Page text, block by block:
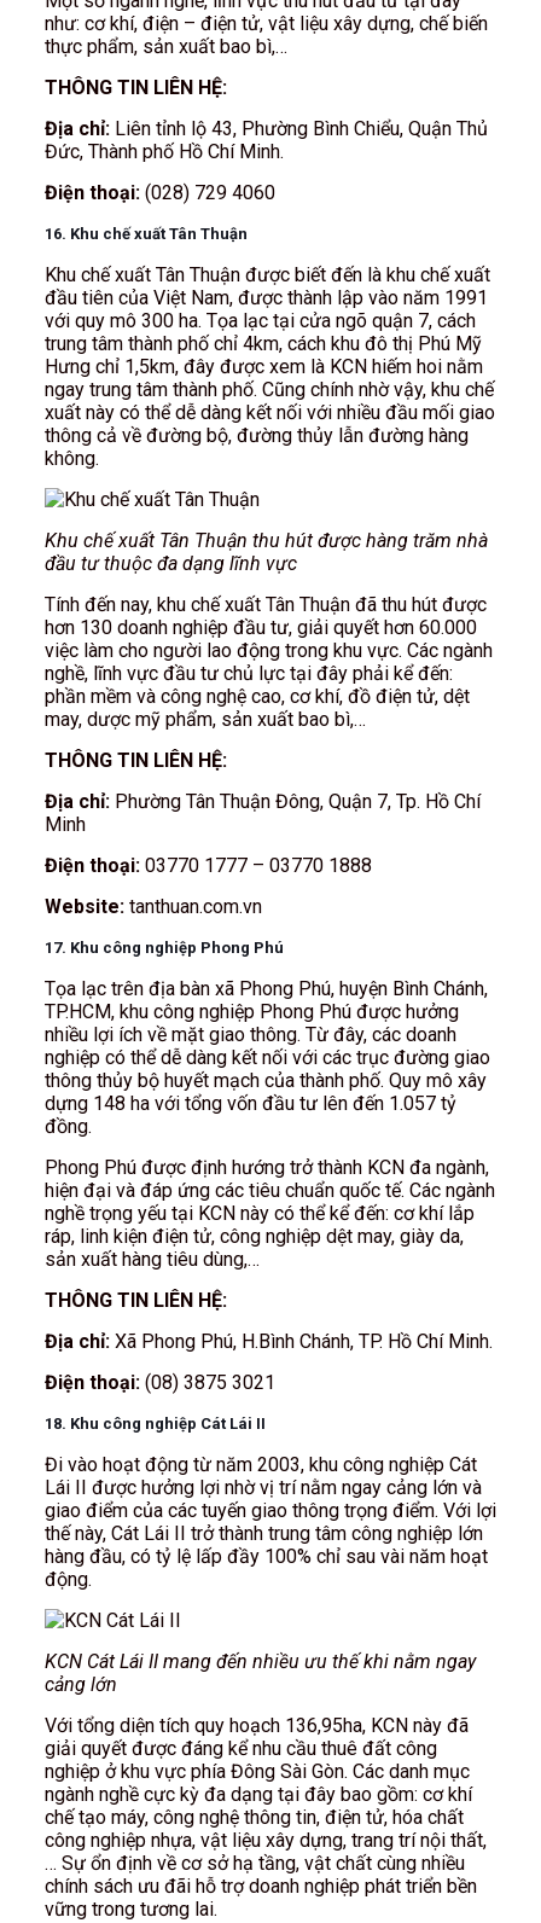
như: cơ khí, điện – điện tử, vật liệu xây dựng, chế biến
thực phẩm, sản xuất bao bì,…
THÔNG TIN LIÊN HỆ:
Địa chỉ:Liên tỉnh lộ 43, Phường Bình Chiểu, Quận Thủ
Đức, Thành phố Hồ Chí Minh.
Điện thoại: (028) 729 4060
16. Khu chế xuất Tân Thuận
Khu chế xuất Tân Thuận được biết đến là khu chế xuất
đầu tiên của Việt Nam, được thành lập vào năm 1991
với quy mô 300 ha. Tọa lạc tại cửa ngõ quận 7, cách
trung tâm thành phố chỉ 4km, cách khu đô thị Phú Mỹ
Hưng chỉ 1,5km, đây được xem là KCN hiếm hoi nằm
ngay trung tâm thành phố. Cũng chính nhờ vậy, khu chế
xuất này có thể dễ dàng kết nối với nhiều đầu mối giao
thông cả về đường bộ, đường thủy lẫn đường hàng
không.
Khu chế xuất Tân Thuận thu hút được hàng trăm nhà
đầu tư thuộc đa dạng lĩnh vực
Tính đến nay, khu chế xuất Tân Thuận đã thu hút được
hơn 130 doanh nghiệp đầu tư, giải quyết hơn 60.000
việc làm cho người lao động trong khu vực. Các ngành
nghề, lĩnh vực đầu tư chủ lực tại đây phải kể đến:
phần mềm và công nghệ cao, cơ khí, đồ điện tử, dệt
may, dược mỹ phẩm, sản xuất bao bì,…
THÔNG TIN LIÊN HỆ:
Địa chỉ:Phường Tân Thuận Đông, Quận 7, Tp. Hồ Chí
Minh
Điện thoại: 03770 1777 – 03770 1888
Website: tanthuan.com.vn
17. Khu công nghiệp Phong Phú
Tọa lạc trên địa bàn xã Phong Phú, huyện Bình Chánh,
TP.HCM, khu công nghiệp Phong Phú được hưởng
nhiều lợi ích về mặt giao thông. Từ đây, các doanh
nghiệp có thể dễ dàng kết nối với các trục đường giao
thông thủy bộ huyết mạch của thành phố. Quy mô xây
dựng 148 ha với tổng vốn đầu tư lên đến 1.057 tỷ
đồng.
Phong Phú được định hướng trở thành KCN đa ngành,
hiện đại và đáp ứng các tiêu chuẩn quốc tế. Các ngành
nghề trọng yếu tại KCN này có thể kể đến: cơ khí lắp
ráp, linh kiện điện tử, công nghiệp dệt may, giày da,
sản xuất hàng tiêu dùng,…
THÔNG TIN LIÊN HỆ:
Địa chỉ:Xã Phong Phú, H.Bình Chánh, TP. Hồ Chí Minh.
Điện thoại: (08) 3875 3021
18. Khu công nghiệp Cát Lái II
Đi vào hoạt động từ năm 2003, khu công nghiệp Cát
Lái II được hưởng lợi nhờ vị trí nằm ngay cảng lớn và
giao điểm của các tuyến giao thông trọng điểm. Với lợi
thế này, Cát Lái II trở thành trung tâm công nghiệp lớn
hàng đầu, có tỷ lệ lấp đầy 100% chỉ sau vài năm hoạt
động.
KCN Cát Lái II mang đến nhiều ưu thế khi nằm ngay
cảng lớn
Với tổng diện tích quy hoạch 136,95ha, KCN này đã
giải quyết được đáng kể nhu cầu thuê đất công
nghiệp ở khu vực phía Đông Sài Gòn. Các danh mục
ngành nghề cực kỳ đa dạng tại đây bao gồm: cơ khí
chế tạo máy, công nghệ thông tin, điện tử, hóa chất
công nghiệp nhựa, vật liệu xây dựng, trang trí nội thất,
… Sự ổn định về cơ sở hạ tầng, vật chất cùng nhiều
chính sách ưu đãi hỗ trợ doanh nghiệp phát triển bền
vững trong tương lai.